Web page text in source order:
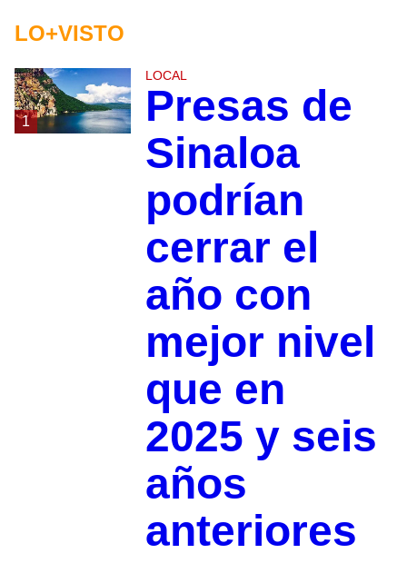
LO+VISTO
1
LOCAL
Presas de
Sinaloa
podrían
cerrar el
año con
mejor nivel
que en
2025 y seis
años
anteriores